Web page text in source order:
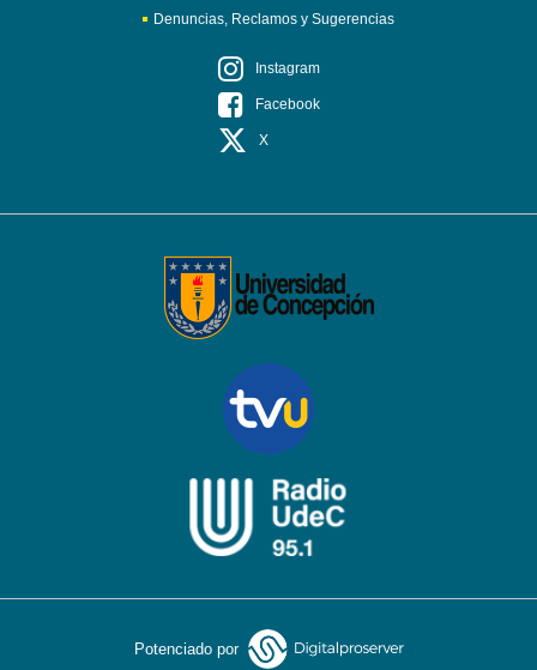
Denuncias, Reclamos y Sugerencias
Instagram
Facebook
X
Potenciado por